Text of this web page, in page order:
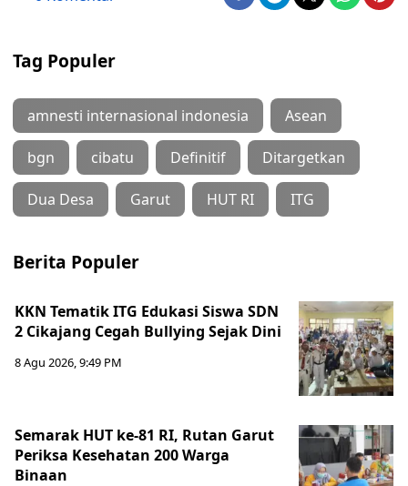
Tag Populer
amnesti internasional indonesia Asean
bgn cibatu Definitif Ditargetkan
Dua Desa Garut HUT RI ITG
Berita Populer
KKN Tematik ITG Edukasi Siswa SDN
2 Cikajang Cegah Bullying Sejak Dini
8 Agu 2026, 9:49 PM
Semarak HUT ke-81 RI, Rutan Garut
Periksa Kesehatan 200 Warga
Binaan